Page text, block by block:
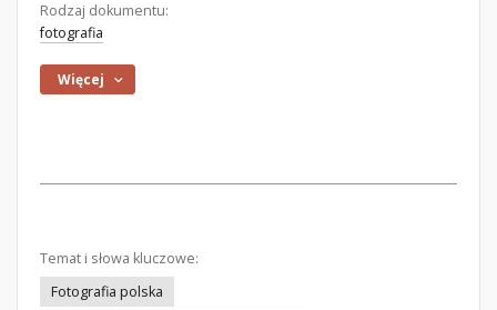
Rodzaj dokumentu:
fotografia
Więcej
Temat i słowa kluczowe:
Fotografia polska